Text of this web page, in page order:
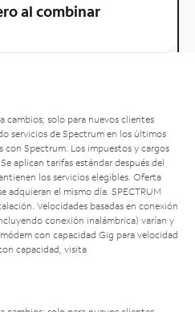
al combinar
solo para nuevos clientes
servicios de Spectrum en los últimos
con Spectrum. Los impuestos y cargos
aplican tarifas estándar después del
los servicios elegibles. Oferta
adquieran el mismo día. SPECTRUM
Velocidades basadas en conexión
conexión inalámbrica) varían y
con capacidad Gig para velocidad
capacidad, visita